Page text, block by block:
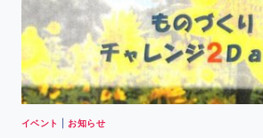
イベント |お知らせ